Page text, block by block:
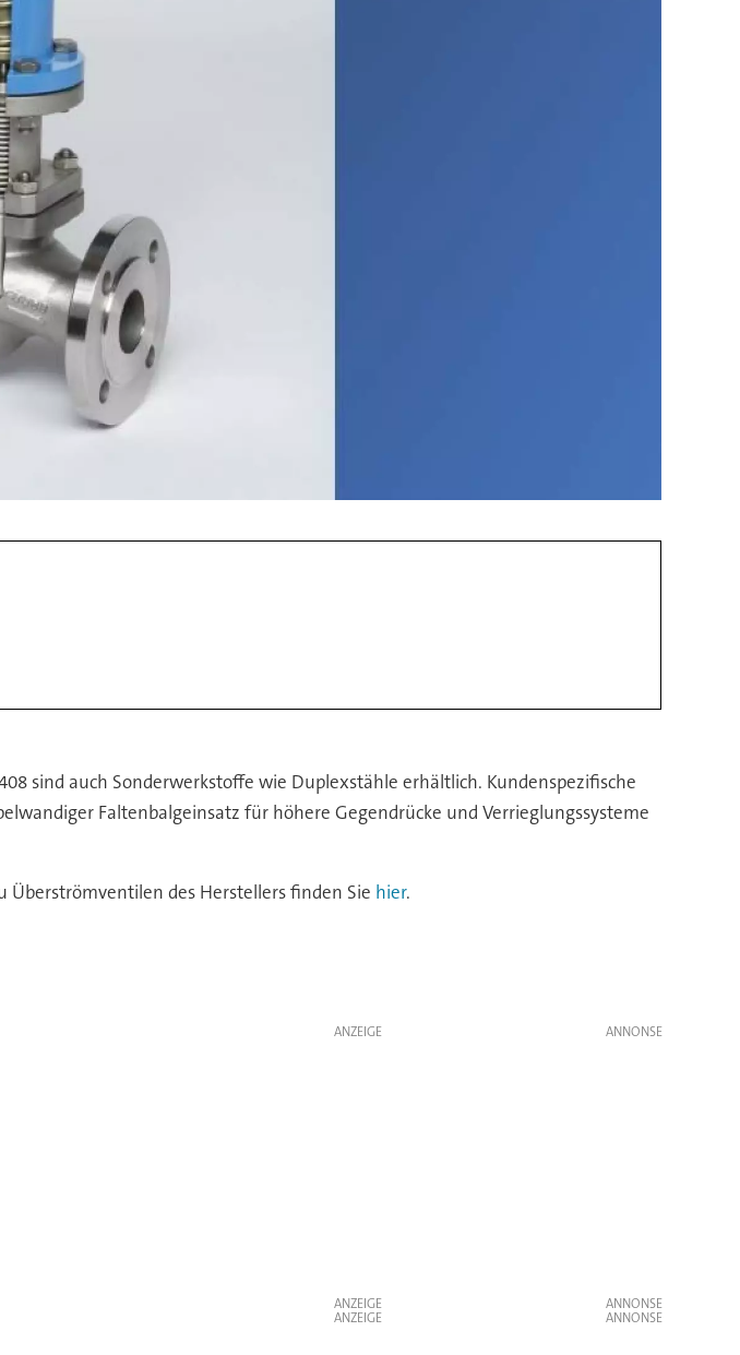
sind auch Sonderwerkstoffe wie Duplexstähle erhältlich. Kundenspezifische
Faltenbalgeinsatz für höhere Gegendrücke und Verrieglungssysteme
Überströmventilen des Herstellers finden Sie hier.
ANZEIGE
ANZEIGE
ANZEIGE